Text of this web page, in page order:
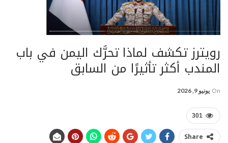
رويترز تكشف لماذا تحرُّك اليمن في باب
المندب أكثر تأثيرًا من السابق
On يونيو 9, 2026
301
Share